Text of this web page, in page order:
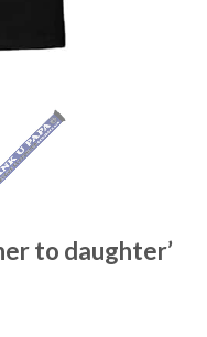
to daughter’